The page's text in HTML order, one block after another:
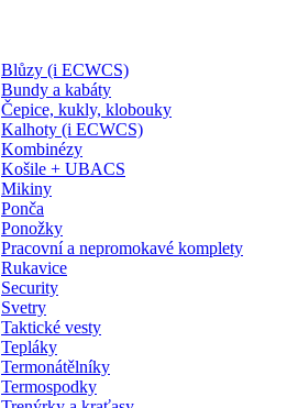
Blůzy (i ECWCS)
Bundy a kabáty
Čepice, kukly, klobouky
Kalhoty (i ECWCS)
Kombinézy
Košile + UBACS
Mikiny
Ponča
Ponožky
Pracovní a nepromokavé komplety
Rukavice
Security
Svetry
Taktické vesty
Tepláky
Termonátělníky
Termospodky